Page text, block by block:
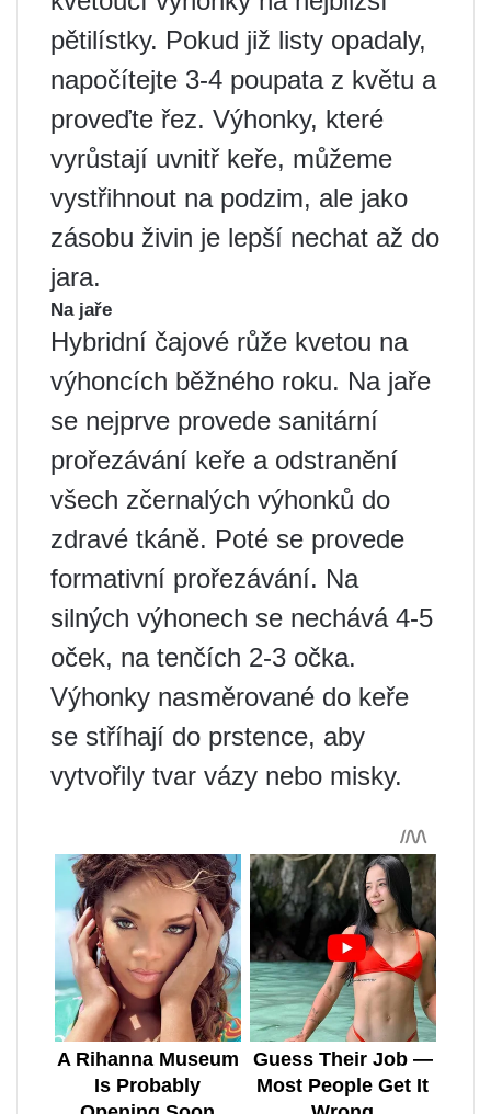
pětilístky. Pokud již listy opadaly,
napočítejte 3-4 poupata z květu a
proveďte řez. Výhonky, které
vyrůstají uvnitř keře, můžeme
vystřihnout na podzim, ale jako
zásobu živin je lepší nechat až do
jara.
Na jaře
Hybridní čajové růže kvetou na
výhoncích běžného roku. Na jaře
se nejprve provede sanitární
prořezávání keře a odstranění
všech zčernalých výhonků do
zdravé tkáně. Poté se provede
formativní prořezávání. Na
silných výhonech se nechává 4-5
oček, na tenčích 2-3 očka.
Výhonky nasměrované do keře
se stříhají do prstence, aby
vytvořily tvar vázy nebo misky.